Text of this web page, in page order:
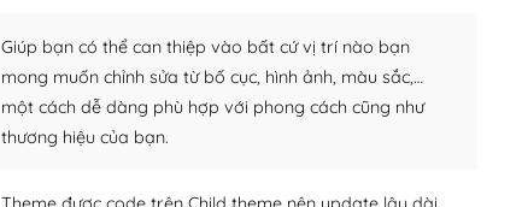
Giúp bạn có thể can thiệp vào bất cứ vị trí nào bạn
mong muốn chỉnh sửa từ bố cục, hình ảnh, màu sắc,…
một cách dễ dàng phù hợp với phong cách cũng như
thương hiệu của bạn.